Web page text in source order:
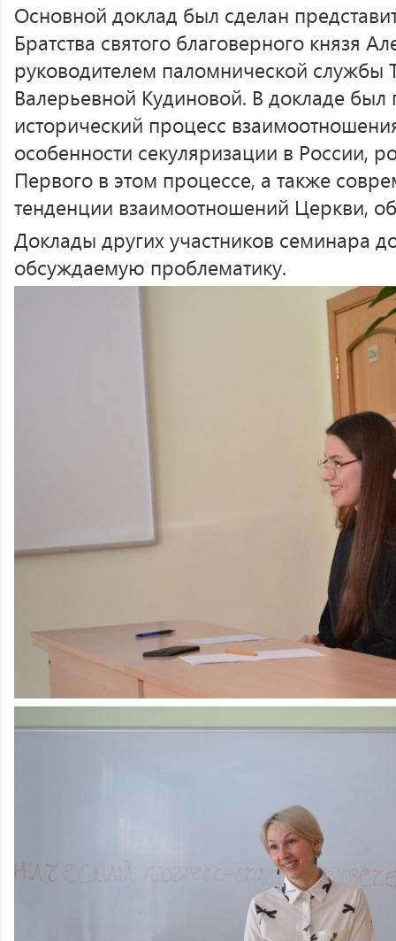
Основной доклад был сделан
Братства святого благоверного князя
руководителем паломнической службы
Валерьевной Кудиновой. В докладе был
исторический процесс
особенности секуляризации в России,
Первого в этом процессе, а также
тенденции взаимоотношений Церкви,
Доклады других участников семинара
обсуждаемую проблематику.